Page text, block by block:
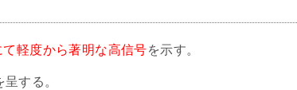
軽度から著明な高信号を示す。
する。